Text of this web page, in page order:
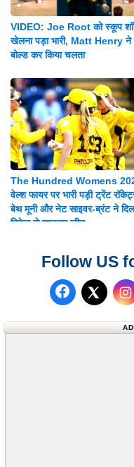
VIDEO: Joe Root को स्कूप
खेलना पड़ा भारी, Matt Henry ने
बोल्ड कर किया चलता
The Hundred Womens
वेल्श फायर पर भारी पड़ी ट्रेंट
बेथ मूनी और नेट साइवर-ब्रंट ने
विकेट से शानदार जीत
Follow US
Follow us
Follow